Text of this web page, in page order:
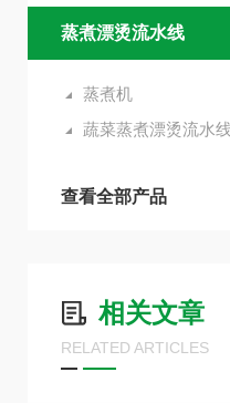
蒸煮漂烫流水线
蒸煮机
蔬菜蒸煮漂烫流水
查看全部产品
相关文章
RELATED ARTICLES